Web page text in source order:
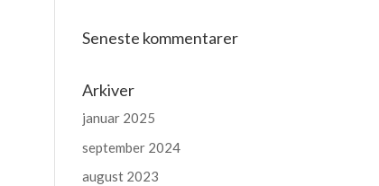
Seneste kommentarer
Arkiver
januar 2025
september 2024
august 2023